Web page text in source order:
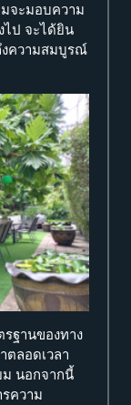
จะมอบความ
ไป จะได้ยิน
งความสมบูรณ์
ฐานของทาง
ตลอดเวลา
ม นอกจากนี้
ความ